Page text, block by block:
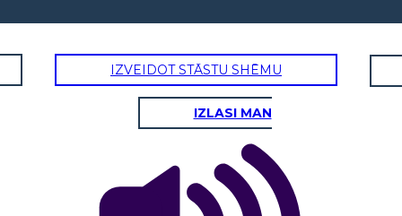
IZVEIDOT STĀSTU SHĒMU
IZLASI MAN